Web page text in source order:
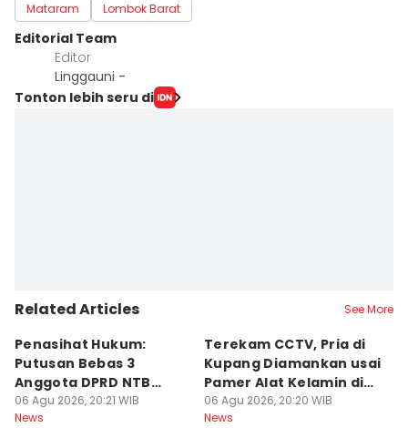
Mataram
Lombok Barat
Editorial Team
Editor
Linggauni -
Tonton lebih seru di
Related Articles See More
Penasihat Hukum:
Putusan Bebas 3
Anggota DPRD NTB
Bersifat Final
06 Agu 2026, 20:21 WIB
News
Terekam CCTV, Pria di
Kupang Diamankan usai
Pamer Alat Kelamin di
Kios
06 Agu 2026, 20:20 WIB
News